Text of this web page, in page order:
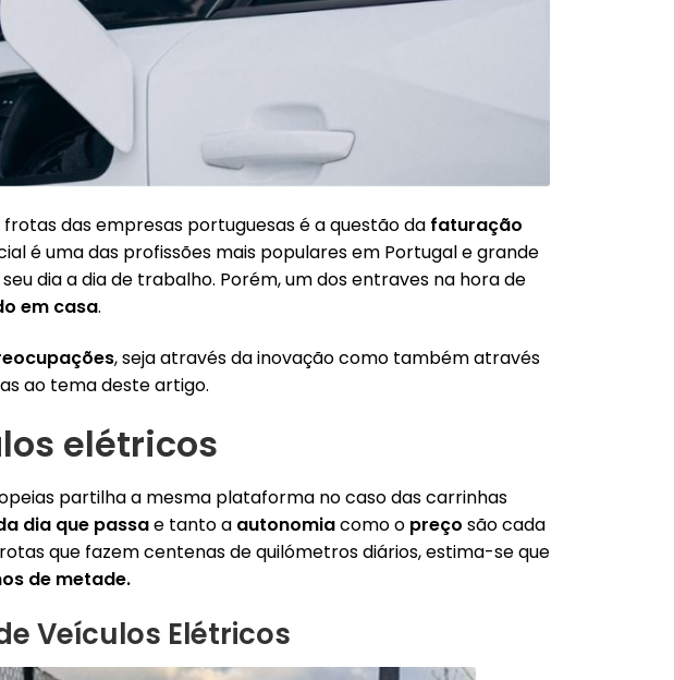
das empresas portuguesas é a questão da faturação
é uma das profissões mais populares em Portugal e grande
dia a dia de trabalho. Porém, um dos entraves na hora de
em casa.
, seja através da inovação como também através
ao tema deste artigo.
elétricos
partilha a mesma plataforma no caso das carrinhas
dia que passae tanto a autonomiacomo o preço são cada
que fazem centenas de quilómetros diários, estima-se que
de metade.
Veículos Elétricos